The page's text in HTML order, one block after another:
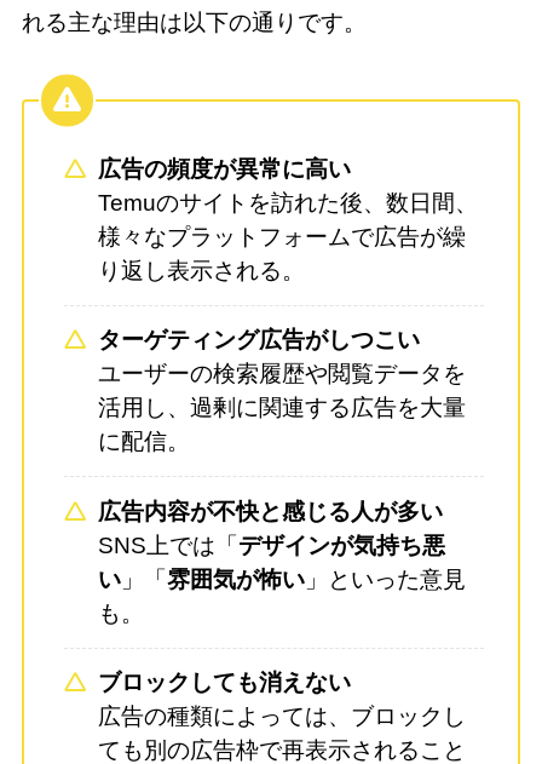
れる主な理由は以下の通りです。
広告の頻度が異常に高い
Temuのサイトを訪れた後、数日間、
様々なプラットフォームで広告が繰
り返し表示される。
ターゲティング広告がしつこい
ユーザーの検索履歴や閲覧データを
活用し、過剰に関連する広告を大量
に配信。
広告内容が不快と感じる人が多い
SNS上では「デザインが気持ち悪
い 」「雰囲気が怖い 」といった意見
も。
ブロックしても消えない
広告の種類によっては、ブロックし
ても別の広告枠で再表示されること